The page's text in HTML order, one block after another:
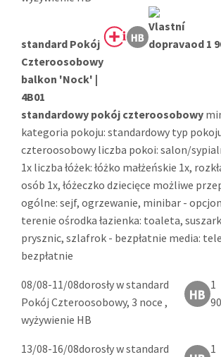
standard Pokój
Czteroosobowy
balkon 'Nock' |
4B01
od 1
standardowy pokój czteroosobowy
kategoria pokoju: standardowy typ
czteroosobowy liczba pokoi: salon/
1x liczba łóżek: łóżko małżeńskie 1x,
osób 1x, łóżeczko dziecięce możliwe
ogólne: sejf, ogrzewanie, minibar -
terenie ośrodka łazienka: toaleta,
prysznic, szlafrok - bezpłatnie media:
bezpłatnie
08/08-11/08dorosły w standard
Pokój Czteroosobowy, 3 noce ,
wyżywienie HB
1
13/08-16/08dorosły w standard
1